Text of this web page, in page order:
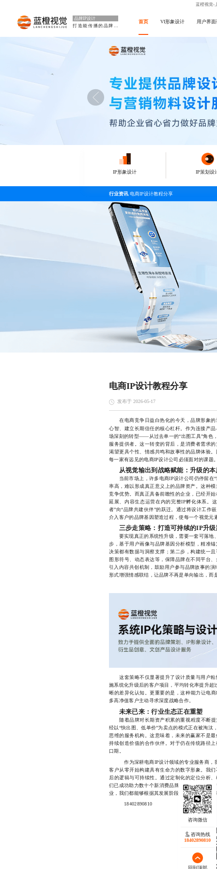
蓝橙视觉-
品牌IP设计
打造能传播的品牌IP
首页 VI形象设计 用户界面
IP形象设计 IP策划设
行业资讯 电商IP设计教程分享
电商IP设计教程分享
发布于 2026-05-17
在电商竞争日益白热化的今天，品牌形象的
心智、建立长期信任的核心杠杆。作为连接产
场深刻的转型——从过去单一的“出图工具”角色
服务提供者。这一转变的背后，是消费者需求
渴望更具个性、情感共鸣和故事性的品牌体验
每一家有远见的电商IP设计公司必须面对的课题
从视觉输出到战略赋能：升级的
当前市场上，许多电商IP设计公司仍停留在“
率高，难以形成真正意义上的品牌资产。这种
竞争优势。而真正具备前瞻性的企业，已经开
延展、内容生态运营在内的完整IP孵化体系。
者”向“品牌共建伙伴”的跃迁。通过将设计工作
介入客户的品牌基因塑造过程，使每一个视觉
三步走策略：打造可持续的IP升
要实现真正的系统性升级，需要一套可落地
步，基于用户画像与品牌基因分析模型，精准
决策都有数据与洞察支撑；第二步，构建统一
图形符号、动态表达等，保障品牌在不同平台
引入内容共创机制，鼓励用户参与品牌故事的
形式增强情感联结，让品牌不再是单向输出，而
这套策略不仅显著提升了设计质量与用户粘
施系统化升级后的客户项目，平均转化率提升超
晰的差异化认知。更重要的是，这种能力让电
多高净值客户主动寻求深度战略合作。
未来已来：行业生态正在重塑
随着品牌对长期资产积累的重视程度不断提
经以“快出图、低单价”为卖点的模式正在被淘
思维的服务机构。这意味着，未来的赢家不是
持续创造价值的合作伙伴。对于仍在传统路径
口期。
作为深耕电商IP设计领域的专业服务商，
客户从零开始构建具有生命力的数字形象。我
后的逻辑与可持续性。通过定制化的定位分析
们已成功助力数十个新消费品牌完成从“无名小
业，我们都能够根据其发展阶段与核心诉求，量
18402890810
咨询热线
18402890810
回到顶部